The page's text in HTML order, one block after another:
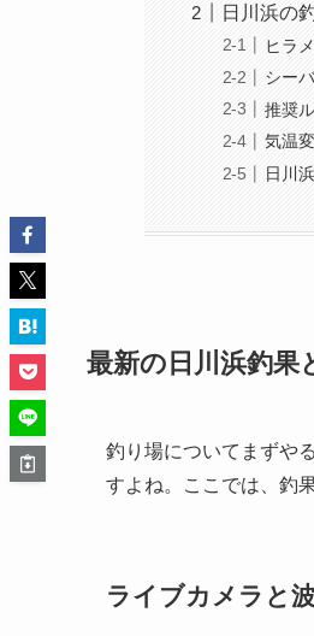
日川浜の
ヒラ
シー
推奨
気温
日川
最新の日川浜釣果
釣り場についてまずや
すよね。ここでは、釣
ライブカメラと